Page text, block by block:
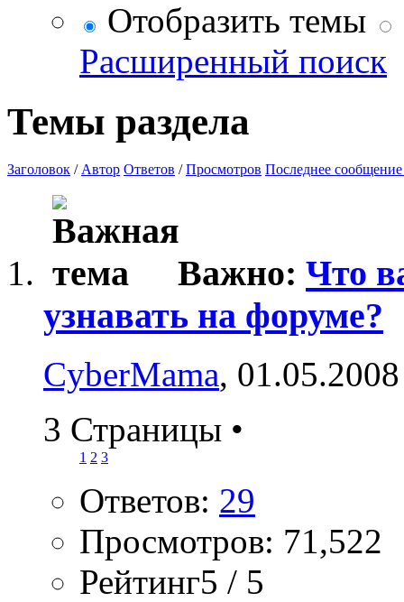
Отобразить темы
Расширенный поиск
Темы раздела
Заголовок / Автор Ответов /Просмотров Последнее сообщение
Важно: Что
узнавать на форуме?
CyberMama,
3 Страницы •
1 2 3
Ответов: 29
Просмотров: 71,522
Рейтинг5 / 5